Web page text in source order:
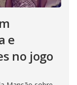
e
no jogo